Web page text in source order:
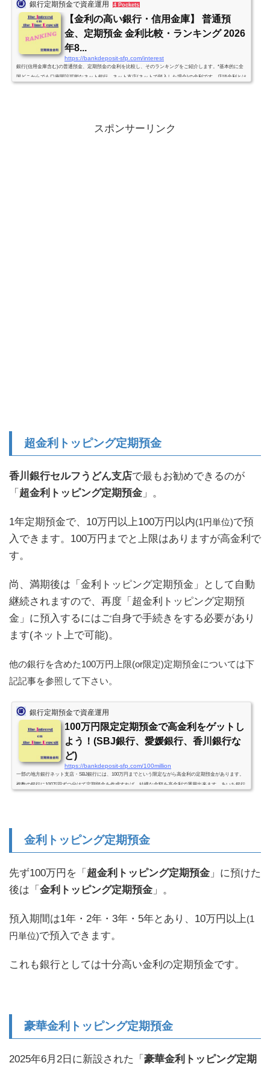
銀行定期預金で資産運用 4 Pockets
【金利の高い銀行・信用金庫】 普通預
金、定期預金 金利比較・ランキング 2026
年8...
https://bankdeposit-sfp.com/interest
銀行(信用金庫含む)の普通預金、定期預金の金利を比較し、そのランキングをご紹介します。*基本的に全
国どこからでも口座開設可能なネット銀行、ネット支店(ネットで預入した場合)の金利です。店頭金利とは
スポンサーリンク
超金利トッピング定期預金
香川銀行セルフうどん支店で最もお勧めできるのが
「 超金利トッピング定期預金 」。
1年定期預金で、10万円以上100万円以内(1円単位)で預
入できます。100万円までと上限はありますが高金利で
す。
尚、満期後は「金利トッピング定期預金」として自動
継続されますので、再度「超金利トッピング定期預
金」に預入するにはご自身で手続きをする必要があり
ます(ネット上で可能)。
他の銀行を含めた100万円上限(or限定)定期預金については下
記記事を参照して下さい。
銀行定期預金で資産運用
100万円限定定期預金で高金利をゲットし
よう！(SBJ銀行、愛媛銀行、香川銀行な
ど)
https://bankdeposit-sfp.com/100million
一部の地方銀行ネット支店・SBJ銀行には、100万円までという限定ながら高金利の定期預金があります。
複数の銀行に100万円ずつ分けて定期預金を作成すれば、結構な金額を高金利で運用出来ます。あいち銀行
金利トッピング定期預金
先ず100万円を「 超金利トッピング定期預金 」に預けた
後は「 金利トッピング定期預金 」。
預入期間は1年・2年・3年・5年とあり、10万円以上(1
円単位)で預入できます。
これも銀行としては十分高い金利の定期預金です。
豪華金利トッピング定期預金
2025年6月2日に新設された「 豪華金利トッピング定期